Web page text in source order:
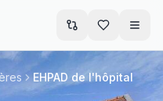
EHPAD de l'hôpital